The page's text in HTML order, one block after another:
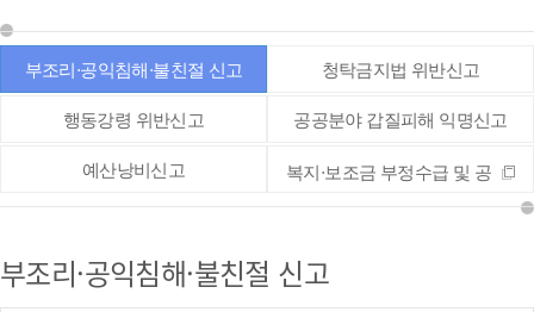
부조리·공익침해·불친절 신고 청탁금지법 위반신고
행동강령 위반신고 공공분야 갑질피해 익명신고
예산낭비신고 복지·보조금 부정수급 및 공
부조리·공익침해·불친절 신고